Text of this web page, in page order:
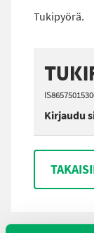
Tukipyörä.
Kirjaudu